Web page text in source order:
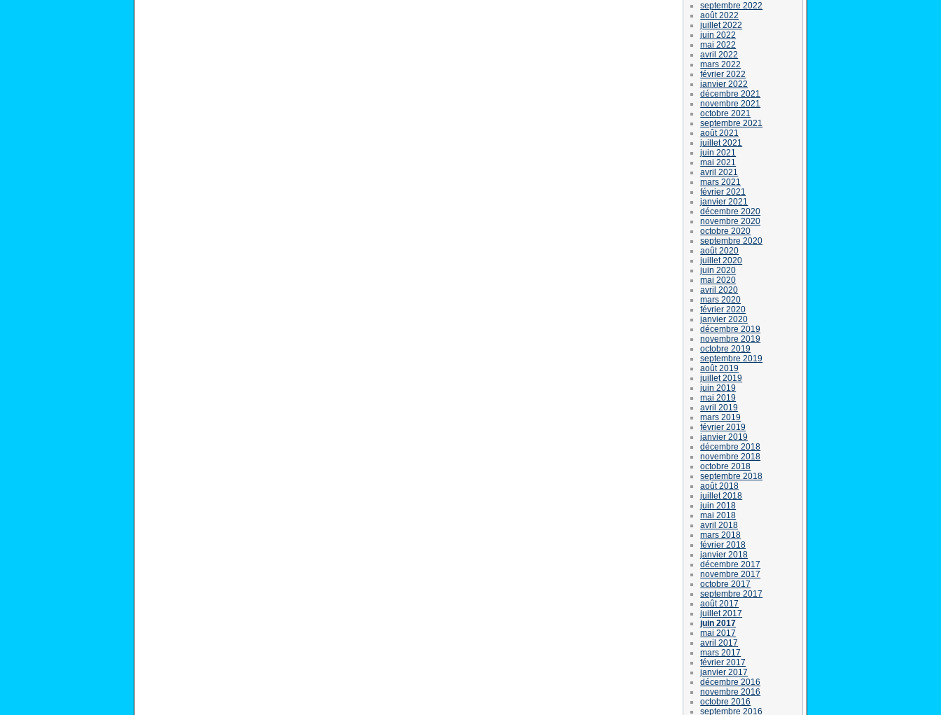
septembre 2022
août 2022
juillet 2022
juin 2022
mai 2022
avril 2022
mars 2022
février 2022
janvier 2022
décembre 2021
novembre 2021
octobre 2021
septembre 2021
août 2021
juillet 2021
juin 2021
mai 2021
avril 2021
mars 2021
février 2021
janvier 2021
décembre 2020
novembre 2020
octobre 2020
septembre 2020
août 2020
juillet 2020
juin 2020
mai 2020
avril 2020
mars 2020
février 2020
janvier 2020
décembre 2019
novembre 2019
octobre 2019
septembre 2019
août 2019
juillet 2019
juin 2019
mai 2019
avril 2019
mars 2019
février 2019
janvier 2019
décembre 2018
novembre 2018
octobre 2018
septembre 2018
août 2018
juillet 2018
juin 2018
mai 2018
avril 2018
mars 2018
février 2018
janvier 2018
décembre 2017
novembre 2017
octobre 2017
septembre 2017
août 2017
juillet 2017
juin 2017
mai 2017
avril 2017
mars 2017
février 2017
janvier 2017
décembre 2016
novembre 2016
octobre 2016
septembre 2016